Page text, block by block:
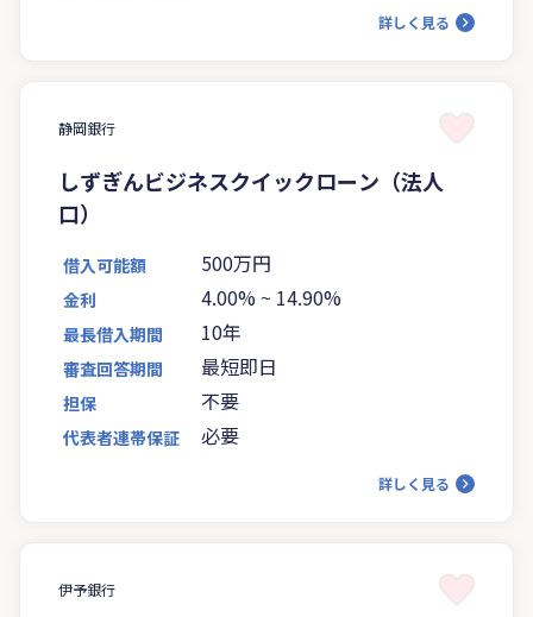
詳しく見る
静岡銀行
しずぎんビジネスクイックローン（法人
口）
借入可能額 500万円
金利 4.00% ~ 14.90%
最長借入期間 10年
審査回答期間 最短即日
担保 不要
代表者連帯保証 必要
詳しく見る
伊予銀行